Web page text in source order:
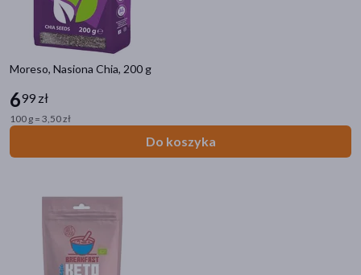
Moreso, Nasiona Chia, 200 g
699 zł
100 g = 3,50 zł
Do koszyka